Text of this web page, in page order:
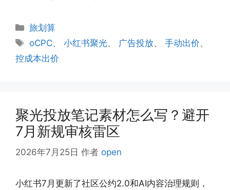
分
类
旅划算
标
签
oCPC、小红书聚光、 广告投放、手动出价、
控成本出价
聚光投放笔记素材怎么写？避开
7月新规审核雷区
2026年7月25日 作者 open
小红书7月更新了社区公约2.0和AI内容治理规则，